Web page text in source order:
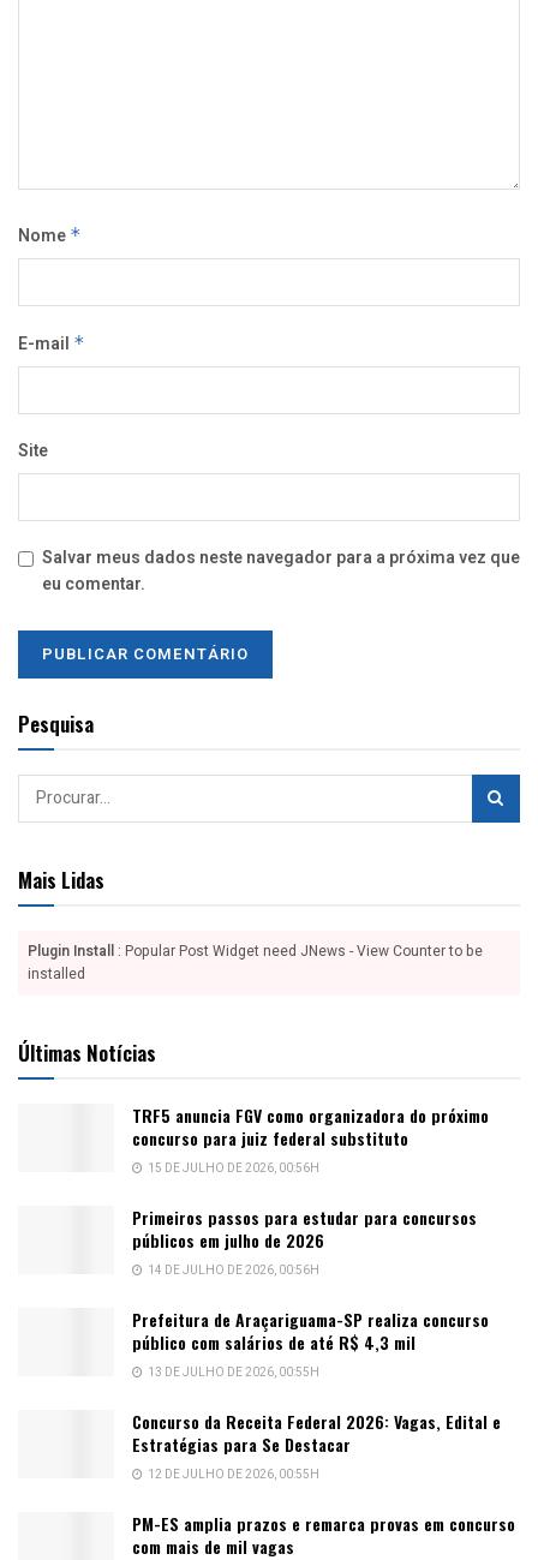
Nome *
E-mail *
Site
Salvar meus dados neste navegador para a próxima vez que
eu comentar.
Pesquisa
Mais Lidas
Plugin Install : Popular Post Widget need JNews - View Counter to be
installed
Últimas Notícias
TRF5 anuncia FGV como organizadora do próximo
concurso para juiz federal substituto
15 DE JULHO DE 2026, 00:56H
Primeiros passos para estudar para concursos
públicos em julho de 2026
14 DE JULHO DE 2026, 00:56H
Prefeitura de Araçariguama-SP realiza concurso
público com salários de até R$ 4,3 mil
13 DE JULHO DE 2026, 00:55H
Concurso da Receita Federal 2026: Vagas, Edital e
Estratégias para Se Destacar
12 DE JULHO DE 2026, 00:55H
PM-ES amplia prazos e remarca provas em concurso
com mais de mil vagas